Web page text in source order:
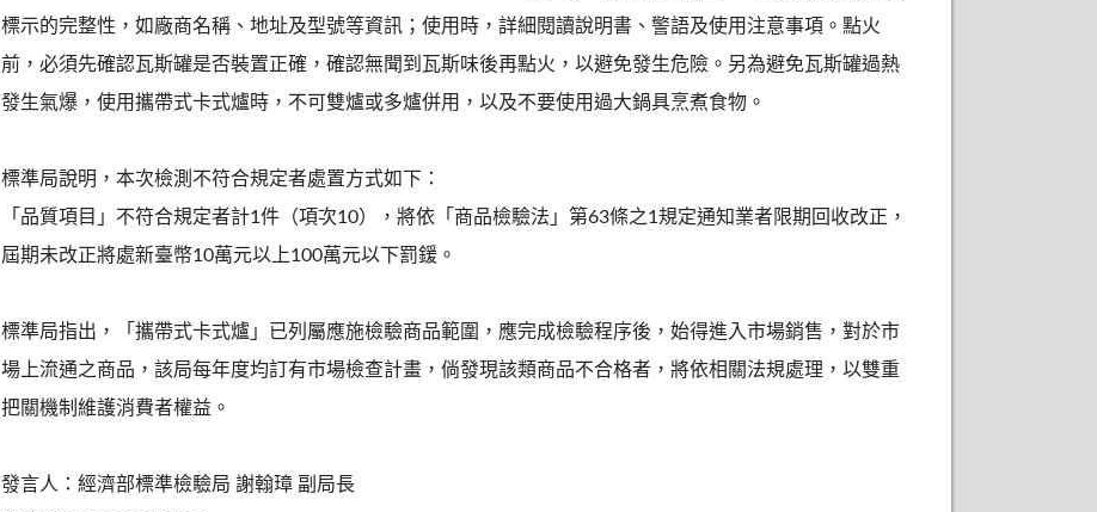
標示的完整性，如廠商名稱、地址及型號等資訊；使用時，詳細閱讀說明書、警語及使用注意事項。點火
前，必須先確認瓦斯罐是否裝置正確，確認無聞到瓦斯味後再點火，以避免發生危險。另為避免瓦斯罐過熱
發生氣爆，使用攜帶式卡式爐時，不可雙爐或多爐併用，以及不要使用過大鍋具烹煮食物。
標準局說明，本次檢測不符合規定者處置方式如下：
「品質項目」不符合規定者計1件（項次10），將依「商品檢驗法」第63條之1規定通知業者限期回收改正，
屆期未改正將處新臺幣10萬元以上100萬元以下罰鍰。
標準局指出，「攜帶式卡式爐」已列屬應施檢驗商品範圍，應完成檢驗程序後，始得進入市場銷售，對於市
場上流通之商品，該局每年度均訂有市場檢查計畫，倘發現該類商品不合格者，將依相關法規處理，以雙重
把關機制維護消費者權益。
發言人：經濟部標準檢驗局 謝翰璋 副局長